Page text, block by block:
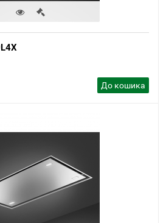
До кошика